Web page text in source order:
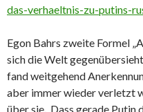
das-verhaeltnis-zu-putins-
Egon Bahrs zweite Formel
sich die Welt
fand weitgehend
aber immer wieder verletzt
über sie. Dass gerade Putin